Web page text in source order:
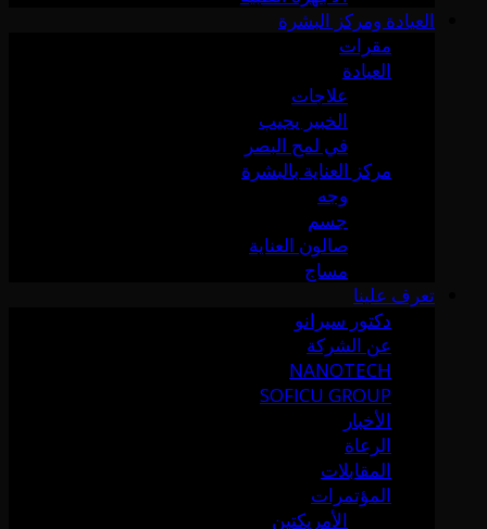
العيادة ومركز البشرة
مقرات
العيادة
علاجات
الخبير يجيب
في لمح البصر
مركز العناية بالبشرة
وجه
جسم
صالون العناية
مساج
تعرف علينا
دكتور سيرانو
عن الشركة
NANOTECH
SOFICU GROUP
الأخبار
الرعاة
المقابلات
المؤتمرات
الأمريكتين